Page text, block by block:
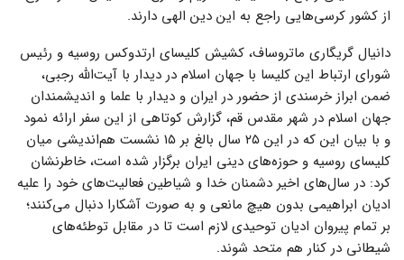
از کشور کرسی‌هایی راجع به این دین الهی دارند.
دانیال گریگاری ماتروساف، کشیش کلیسای ارتدوکس روسیه و رئیس
شورای ارتباط این کلیسا با جهان اسلام در دیدار با آیت‌الله رجبی،
ضمن ابراز خرسندی از حضور در ایران و دیدار با علما و اندیشمندان
جهان اسلام در شهر مقدس قم، گزارش کوتاهی از این سفر ارائه نمود
و با بیان این که در این ۲۵ سال بالغ بر ۱۵ نشست هم‌اندیشی میان
کلیسای روسیه و حوزه‌های دینی ایران برگزار شده است، خاطرنشان
کرد: در سال‌های اخیر دشمنان خدا و شیاطین فعالیت‌های خود را علیه
ادیان ابراهیمی بدون هیچ مانعی و به صورت آشکارا دنبال می‌کنند؛
بر تمام پیروان ادیان توحیدی لازم است تا در مقابل توطئه‌های
شیطانی در کنار هم متحد شوند.